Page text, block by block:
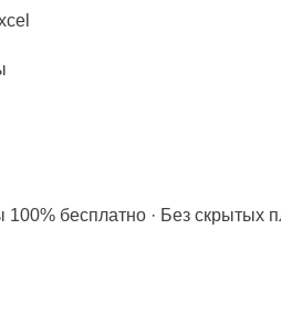
бесплатно · Без скрытых